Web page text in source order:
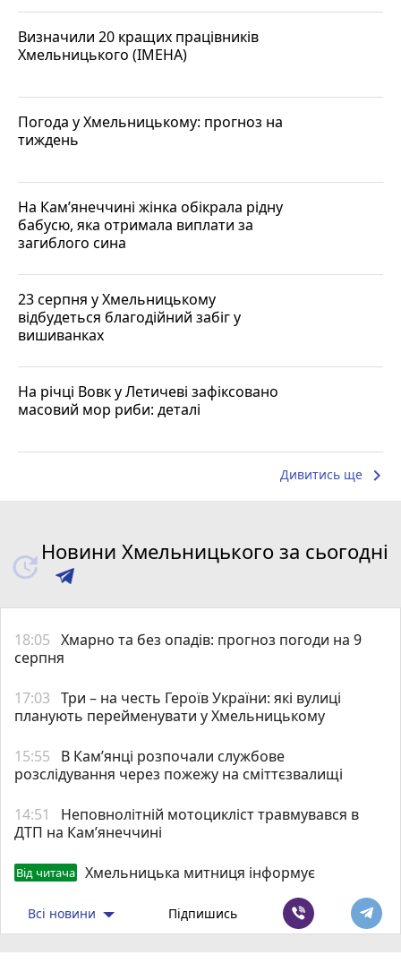
Визначили 20 кращих працівників
Хмельницького (ІМЕНА)
Погода у Хмельницькому: прогноз на
тиждень
На Кам’янеччині жінка обікрала рідну
бабусю, яка отримала виплати за
загиблого сина
23 серпня у Хмельницькому
відбудеться благодійний забіг у
вишиванках
На річці Вовк у Летичеві зафіксовано
масовий мор риби: деталі
Дивитись ще keyboard_arrow_right
Новини Хмельницького за сьогодні
18:05 Хмарно та без опадів: прогноз погоди на 9
серпня
17:03 Три – на честь Героїв України: які вулиці
планують перейменувати у Хмельницькому
15:55
В Кам’янці розпочали службове
розслідування через пожежу на сміттєзвалищі
14:51
Неповнолітній мотоцикліст травмувався в
ДТП на Кам’янеччині
Від читача Хмельницька митниця інформує
Всі новини Підпишись